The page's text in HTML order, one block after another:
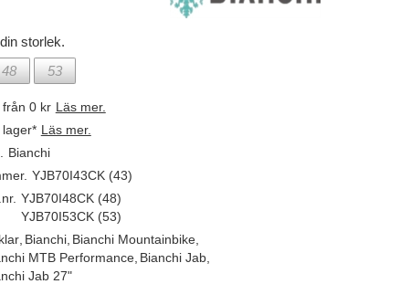
storlek.
48 53
från 0 kr Läs mer.
lager* Läs mer.
Bianchi
YJB70I43CK (43)
YJB70I48CK (48)
YJB70I53CK (53)
, Bianchi, Bianchi Mountainbike,
MTB Performance, Bianchi Jab,
Jab 27"